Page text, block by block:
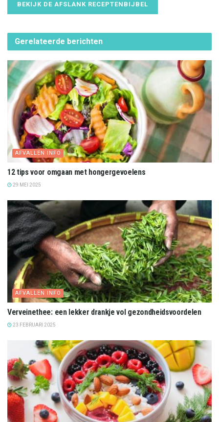
BEKIJK DE AFSLANK RECEPTENBIJBEL
Gerelateerde berichten
AFVALLEN INFO
12 tips voor omgaan met hongergevoelens
29 MEI 2025
AFVALLEN INFO
Verveinethee: een lekker drankje vol gezondheidsvoordelen
23 FEBRUARI 2025